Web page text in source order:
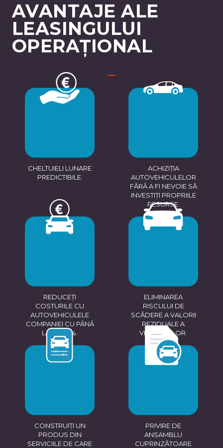
AVANTAJE ALE
LEASINGULUI
OPERAȚIONAL
CHELTUIELI LUNARE
PREDICTIBILE.
ACHIZIȚIA
AUTOVEHICULELOR
FĂRĂ A FI NEVOIE SĂ
INVESTIȚI PROPRIILE
RESURSE.
REDUCEȚI
COSTURILE CU
AUTOVEHICULELE
COMPANIEI CU PÂNĂ
LA 20-30%.
ELIMINAREA
RISCULUI DE
SCĂDERE A VALORII
REZIDUALE A
VEHICULELOR.
CONSTRUIȚI UN
PRODUS DIN
SERVICIILE DE CARE
PRIVIRE DE
ANSAMBLU
CUPRINZĂTOARE